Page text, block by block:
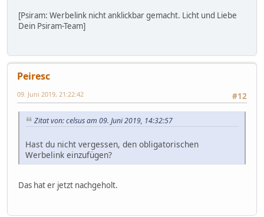
[Psiram: Werbelink nicht anklickbar gemacht. Licht und Liebe
Dein Psiram-Team]
Peiresc
#12
09. Juni 2019, 21:22:42
Zitat von: celsus am 09. Juni 2019, 14:32:57
Hast du nicht vergessen, den obligatorischen
Werbelink einzufügen?
Das hat er jetzt nachgeholt.